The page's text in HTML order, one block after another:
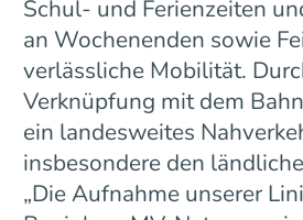
Schul- und Ferienzeiten
an Wochenenden sowie
verlässliche Mobilität.
Verknüpfung mit dem
ein landesweites
insbesondere den
„Die Aufnahme unserer